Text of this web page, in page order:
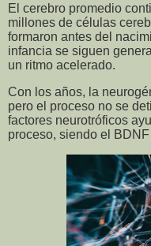
El cerebro promedio
millones de células
formaron antes del
infancia se siguen
un ritmo acelerado.
Con los años, la
pero el proceso no se
factores neurotróficos
proceso, siendo el